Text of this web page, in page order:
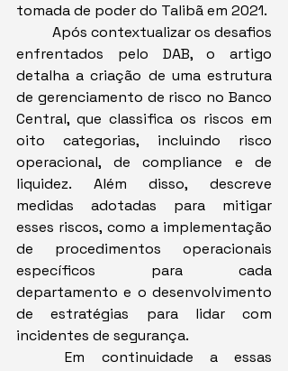
tomada de poder do Talibã em 2021.
enfrentados pelo DAB, o artigo
detalha a criação de uma estrutura
de gerenciamento de risco no Banco
Central, que classifica os riscos em
oito categorias, incluindo risco
operacional, de compliance e de
liquidez. Além disso, descreve
medidas adotadas para mitigar
esses riscos, como a implementação
de procedimentos operacionais
específicos para cada
departamento e o desenvolvimento
de estratégias para lidar com
incidentes de segurança.
	Em continuidade a essas